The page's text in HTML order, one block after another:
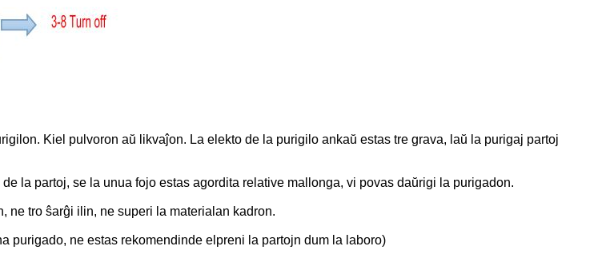
Kiel pulvoron aŭ likvaĵon. La elekto de la purigilo ankaŭ estas tre grava, laŭ la purigaj partoj
la partoj, se la unua fojo estas agordita relative mallonga, vi povas daŭrigi la purigadon.
ne tro ŝarĝi ilin, ne superi la materialan kadron.
purigado, ne estas rekomendinde elpreni la partojn dum la laboro)